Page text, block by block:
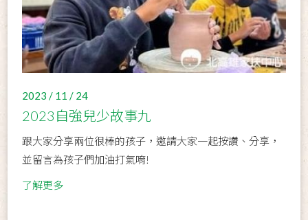
2023 / 11 / 24
2023自強兒少故事九
跟大家分享兩位很棒的孩子，邀請大家一起按讚、分享，
並留言為孩子們加油打氣唷!
了解更多